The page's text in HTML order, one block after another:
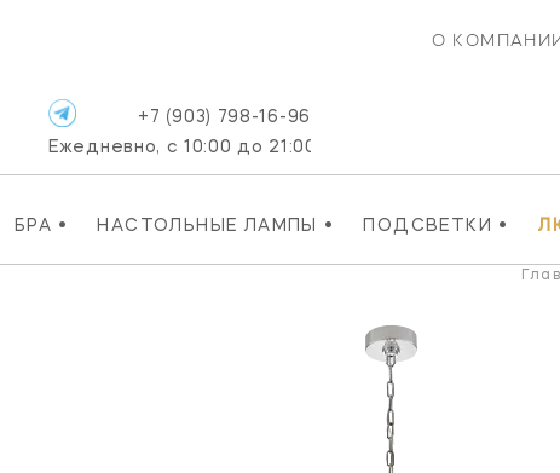
О
БРА • НАСТОЛЬНЫЕ ЛАМПЫ • ПОДСВЕТКИ •
+7 (903) 798-16-96
Ежедневно, с 10:00 до 21:00